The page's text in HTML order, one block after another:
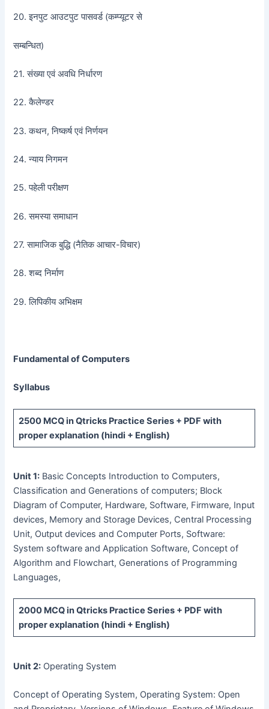
20. इनपुट आउटपुट पासवर्ड (कम्प्यूटर से
सम्बन्धित)
21. संख्या एवं अवधि निर्धारण
22. कैलेण्डर
23. कथन, निष्कर्ष एवं निर्णयन
24. न्याय निगमन
25. पहेली परीक्षण
26. समस्या समाधान
27. सामाजिक बुद्धि (नैतिक आचार-विचार)
28. शब्द निर्माण
29. लिपिकीय अभिक्षम
Fundamental of Computers
Syllabus
2500 MCQin Qtricks Practice Series + PDF with
proper explanation (hindi + English)
Unit 1: Basic Concepts Introduction to Computers,
Classification and Generations of computers; Block
Diagram of Computer, Hardware, Software, Firmware, Input
devices, Memory and Storage Devices, Central Processing
Unit, Output devices and Computer Ports, Software:
System software and Application Software, Concept of
Algorithm and Flowchart, Generations of Programming
Languages,
2000 MCQin Qtricks Practice Series + PDF with
proper explanation (hindi + English)
Unit 2: Operating System
Concept of Operating System, Operating System: Open